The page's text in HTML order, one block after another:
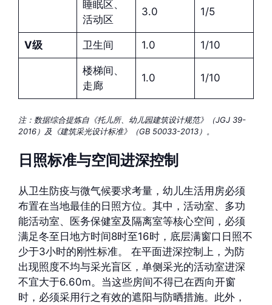
睡眠区、
活动区
3.0 1/5
Ⅴ级 卫生间 1.0 1/10
楼梯间、
走廊
1.0 1/10
注：数据综合提炼自《托儿所、幼儿园建筑设计规范》（JGJ 39-
2016）及《建筑采光设计标准》（GB 50033-2013）。
日照标准与空间进深控制
从卫生防疫与微气候要求考量，幼儿生活用房必须
布置在当地最佳的日照方位。其中，活动室、多功
能活动室、医务保健室及隔离室等核心空间，必须
满足冬至日地方时间8时至16时，底层满窗口日照不
少于3小时的刚性标准。 在平面进深控制上，为防
出现照度不均与采光盲区，单侧采光的活动室进深
不宜大于6.60m。当这些房间不得已在西向开窗
时，必须采用行之有效的遮阳与防晒措施。此外，